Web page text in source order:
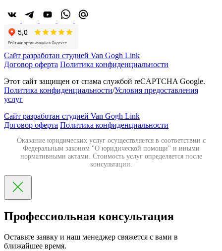
Сайт разработан студией Van Gogh Link
Договор оферта Политика конфиденциальности
Этот сайт защищен от спама службой reCAPTCHA Google.
Политика конфиденциальности/Условия предоставления
услуг
Сайт разработан студией Van Gogh Link
Договор оферта Политика конфиденциальности
Оказание юридических услуг осуществляется в соответствии с
Федеральным законом "О юридической помощи" и иными
нормативными актами. Стоимость услуг определяется после
консультации.
Профессиольная консультация
Оставьте заявку и наш менеджер свяжется с вами в
ближайшее время.